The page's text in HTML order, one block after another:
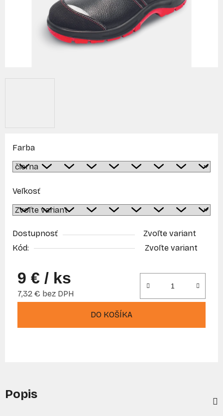
Farba
Veľkosť
Dostupnosť
Zvoľte variant
Kód:
Zvoľte variant
9 € / ks
7,32 € bez DPH
DO KOŠÍKA
Popis